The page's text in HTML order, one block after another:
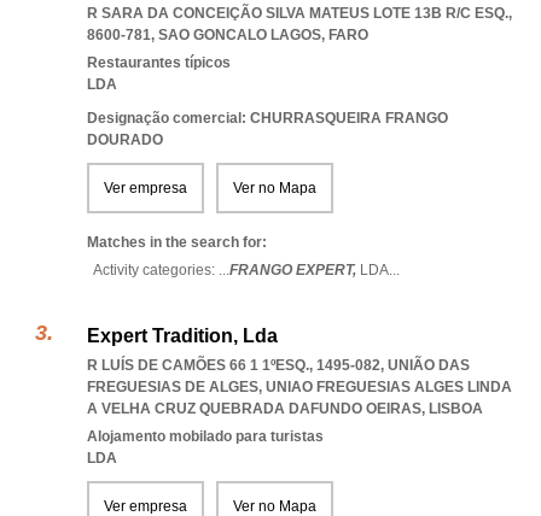
R SARA DA CONCEIÇÃO SILVA MATEUS LOTE 13B R/C ESQ.,
8600-781, SAO GONCALO LAGOS, FARO
Restaurantes típicos
LDA
Designação comercial: CHURRASQUEIRA FRANGO
DOURADO
Ver empresa Ver no Mapa
Matches in the search for:
Activity categories: ...FRANGO EXPERT, LDA...
Expert Tradition, Lda
R LUÍS DE CAMÕES 66 1 1ºESQ., 1495-082, UNIÃO DAS
FREGUESIAS DE ALGES, UNIAO FREGUESIAS ALGES LINDA
A VELHA CRUZ QUEBRADA DAFUNDO OEIRAS, LISBOA
Alojamento mobilado para turistas
LDA
Ver empresa Ver no Mapa